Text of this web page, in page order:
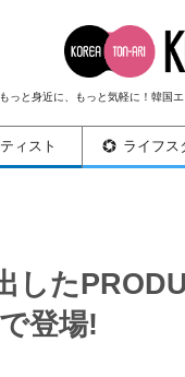
もっと身近に、もっと気軽に！韓国
ィスト ライフス
した
登場!